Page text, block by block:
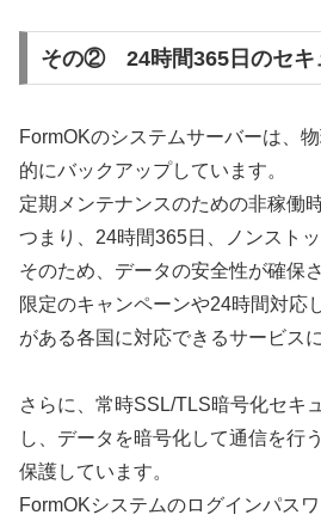
その② 24時間365日のセキ
FormOKのシステムサーバーは、
的にバックアップしています。
定期メンテナンスのための非稼働
つまり、24時間365日、ノンスト
そのため、データの安全性が確保
限定のキャンペーンや24時間対応
がある各国に対応できるサービス
さらに、常時SSL/TLS暗号化セキ
し、データを暗号化して通信を行
保護しています。
FormOKシステムのログインパス